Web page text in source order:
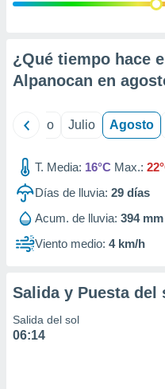
e
mediante
de
1199
¿Qué tiempo hace
Alpanocan en
Junio Julio Agosto
T. Media: 16°C Max.:
Días de lluvia: 29 días
Acum. de lluvia: 394 mm
Viento medio: 4 km/h
Salida y Puesta del
Salida del sol
06:14